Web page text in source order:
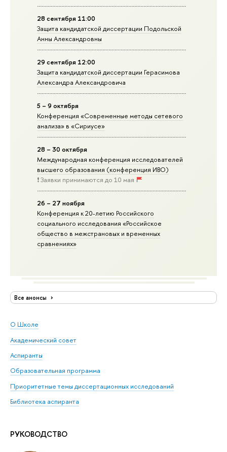
28 сентября 11:00
Защита кандидатской диссертации Подольской
Анны Александровны
29 сентября 12:00
Защита кандидатской диссертации Герасимова
Александра Александровича
5 – 9 октября
Конференция «Современные методы сетевого
анализа» в «Сириусе»
28 – 30 октября
Международная конференция исследователей
высшего образования (конференция ИВО)
❗️ Заявки принимаются до 10 мая
26 – 27 ноября
Конференция к 20-летию Российского
социального исследования «Российское
общество в межстрановых и временных
сравнениях»
Все анонсы
О Школе
Академический совет
Аспиранты
Образовательная программа
Приоритетные темы диссертационных исследований
Библиотека аспиранта
РУКОВОДСТВО